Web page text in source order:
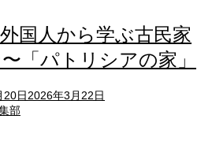
国人から学ぶ古民家
「パトリシアの家」
20日2026年3月22日
部